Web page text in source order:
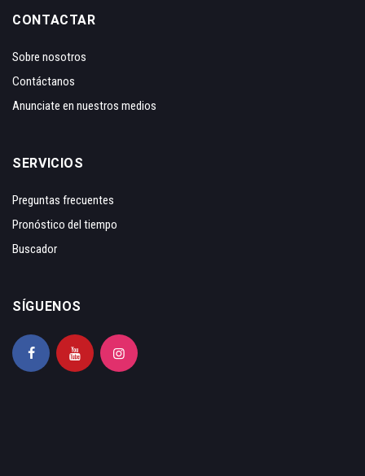
CONTACTAR
Sobre nosotros
Contáctanos
Anunciate en nuestros medios
SERVICIOS
Preguntas frecuentes
Pronóstico del tiempo
Buscador
SÍGUENOS